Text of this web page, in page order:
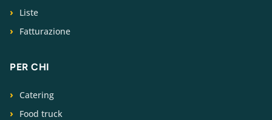
Liste
Fatturazione
PER CHI
Catering
Food truck